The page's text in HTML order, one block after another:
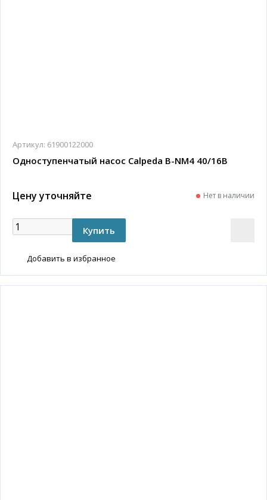
Артикул: 61900122000
Одноступенчатый насос Calpeda B-NM4 40/16B
Цену уточняйте Нет в наличии
Добавить в избранное